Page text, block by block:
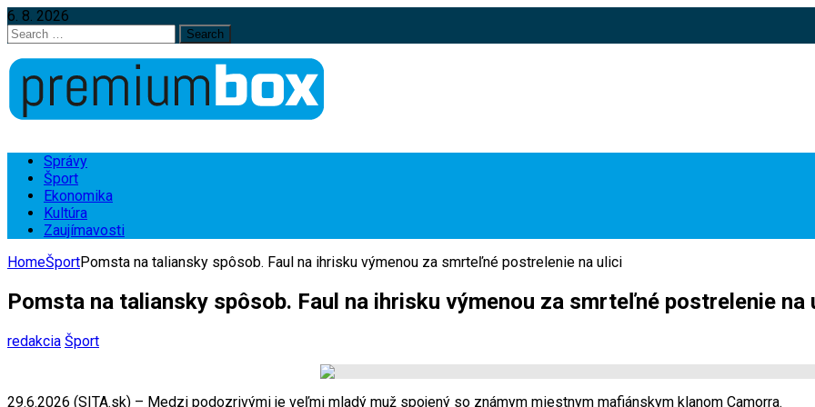
6. 8. 2026
Search
for:
Správy
Šport
Ekonomika
Kultúra
Zaujímavosti
HomeŠportPomsta na taliansky spôsob. Faul na ihrisku výmenou za smrteľné postrelenie na ulici
Pomsta na taliansky spôsob. Faul na ihrisku výmenou za smrteľné postrelenie na
redakcia Šport
29.6.2026 (SITA.sk) – Medzi podozrivými je veľmi mladý muž spojený so známym miestnym mafiánskym klanom Camorra.